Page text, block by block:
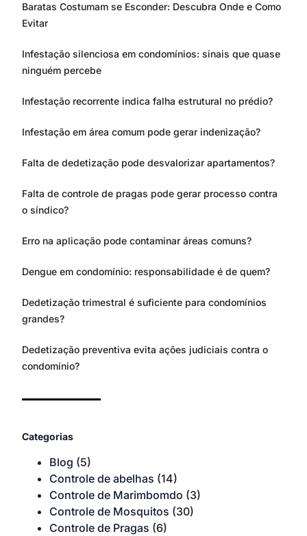
Baratas Costumam se Esconder: Descubra Onde e Como
Evitar
Infestação silenciosa em condomínios: sinais que quase
ninguém percebe
Infestação recorrente indica falha estrutural no prédio?
Infestação em área comum pode gerar indenização?
Falta de dedetização pode desvalorizar apartamentos?
Falta de controle de pragas pode gerar processo contra
o síndico?
Erro na aplicação pode contaminar áreas comuns?
Dengue em condomínio: responsabilidade é de quem?
Dedetização trimestral é suficiente para condomínios
grandes?
Dedetização preventiva evita ações judiciais contra o
condomínio?
Categorias
Blog (5)
Controle de abelhas (14)
Controle de Marimbomdo (3)
Controle de Mosquitos (30)
Controle de Pragas (6)